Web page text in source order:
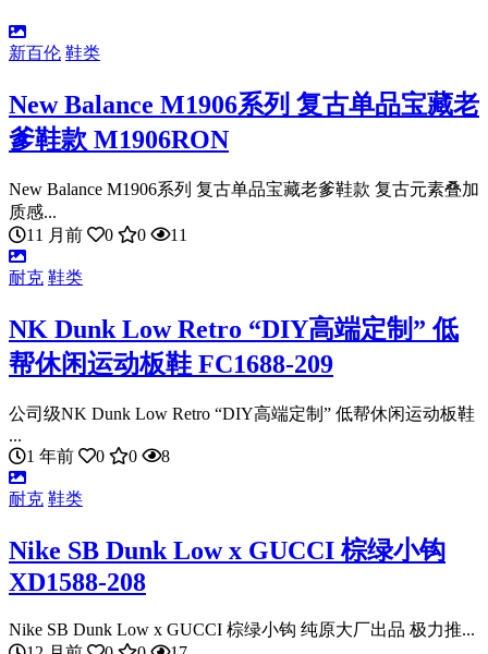
新百伦 鞋类
New Balance M1906系列 复古单品宝藏老
爹鞋款 M1906RON
New Balance M1906系列 复古单品宝藏老爹鞋款 复古元素叠加
质感...
11 月前
0 0 11
耐克 鞋类
NK Dunk Low Retro “DIY高端定制” 低
帮休闲运动板鞋 FC1688-209
公司级NK Dunk Low Retro “DIY高端定制” 低帮休闲运动板鞋
...
1 年前
0 0 8
耐克 鞋类
Nike SB Dunk Low x GUCCI 棕绿小钩
XD1588-208
Nike SB Dunk Low x GUCCI 棕绿小钩 纯原大厂出品 极力推...